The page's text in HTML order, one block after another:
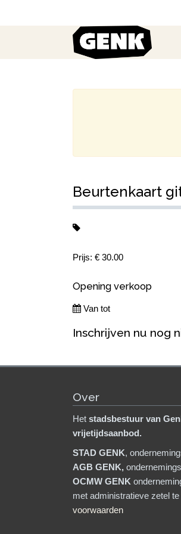
Beurtenkaart
Prijs: € 30.00
Opening verkoop
Van tot
Inschrijven nu nog
Over
Het stadsbestuur van
vrijetijdsaanbod.
STAD GENK,
AGB GENK,
OCMW GENK
met administratieve zetel
voorwaarden